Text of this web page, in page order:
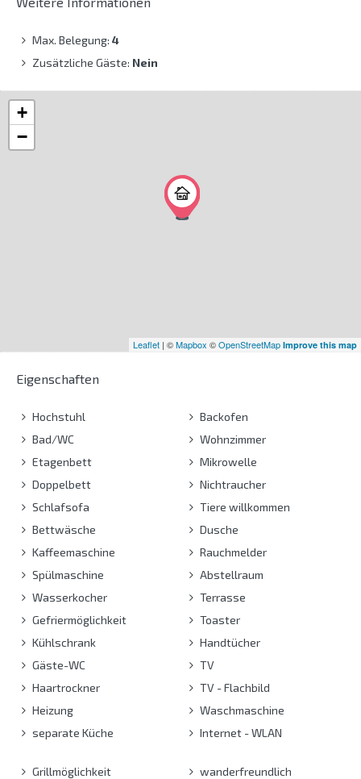
Max. Belegung: 4
Zusätzliche Gäste: Nein
+
−
Leaflet | ©Mapbox ©OpenStreetMap Improve this map
Eigenschaften
Hochstuhl
Bad/WC
Etagenbett
Doppelbett
Schlafsofa
Bettwäsche
Kaffeemaschine
Spülmaschine
Wasserkocher
Gefriermöglichkeit
Kühlschrank
Gäste-WC
Haartrockner
Heizung
separate Küche
Backofen
Wohnzimmer
Mikrowelle
Nichtraucher
Tiere willkommen
Dusche
Rauchmelder
Abstellraum
Terrasse
Toaster
Handtücher
TV
TV - Flachbild
Waschmaschine
Internet - WLAN
Grillmöglichkeit
wanderfreundlich